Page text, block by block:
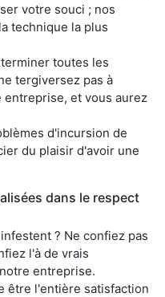
votre souci ; nos
technique la plus
toutes les
tergiversez pas à
et vous aurez
d'incursion de
du plaisir d'avoir une
dans le respect
? Ne confiez pas
l'à de vrais
entreprise.
être l'entière satisfaction